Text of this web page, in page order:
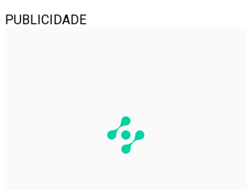
PUBLICIDADE